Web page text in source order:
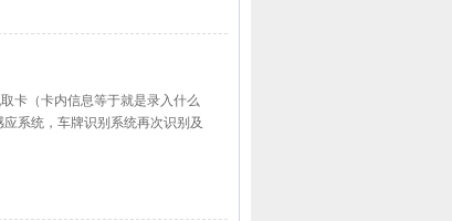
卡（卡内信息等于就是录入什么
系统，车牌识别系统再次识别及